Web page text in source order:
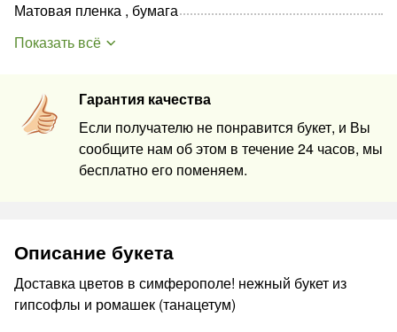
Гарантия качества
Если получателю не понравится букет, и Вы
сообщите нам об этом в течение 24 часов, мы
бесплатно его поменяем.
Матовая пленка , бумага
Показать всё
Описание букета
Доставка цветов в симферополе! нежный букет из
гипсофлы и ромашек (танацетум)